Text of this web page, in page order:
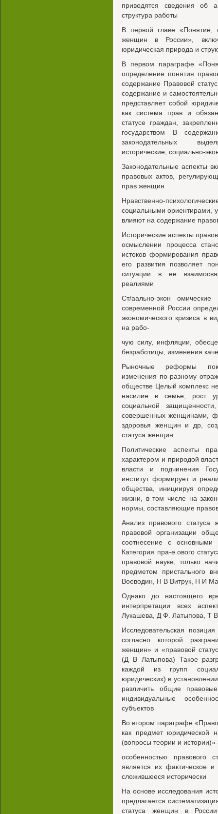
приводятся сведения об
структура работы
В первой главе «Понятие,
женщин в России»,
юридическая природа и
В первом параграфе
определение понятия
содержание Правовой
содержание и
представляет собой
как система прав и
статусе граждан,
государством В
законодательных
исторические, социально-
Законодательные аспекты
правовых актов,
прав женщин
Нравственно-
социальными ориентирами,
влияют на содержание
Исторические аспекты
осмыслении процесса
истоков формирования
его развития позволяет
ситуации в ее
реалиями
Ст/аально-экон
современной России
экономического кризиса в
на рабо-
чую силу, инфляции,
безработицы, изменения
Рыночные реформы
изменения по-разному
обществе Целый комплекс
насилие в семье, рост
социальной
совершенных женщинами,
здоровья женщин и др,
статуса женщин
Политические аспекты
характером и природой
власти и подчинения
институт формирует и
общества, инициируя
жизни, в том числе на
нормы, составляющие
Анализ правового
правовой организации
соотнесение с основными
Категория пра-е.ового
правовой науке, только
предметом пристального
Воеводин, Н В Витрук, Н И
Однако до настоящего
интерпретации всех
Лукашева, Д Ф. Латыпова, Т
Исследовательская
согласно которой
женщин» и «правовой
(Д В Латыпова) Такое
каждой из групп
юридических) в
различить общие
индивидуальные
субъектов
Во втором параграфе
как предмет юридической
(вопросы теории и истории)»
особенностью правового
является их фактическое
сложившееся исторически
На основе исследования
предлагается
статуса женщин в России